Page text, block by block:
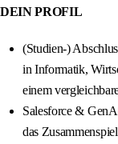
DEIN PROFIL
(Studien-)
in Informatik,
einem
Salesforce &
das